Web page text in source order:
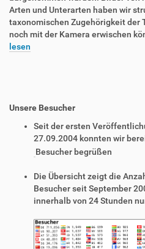
Arten und Unterarten haben wir
taxonomischen Zugehörigkeit der
noch mit der Kamera erwischen
lesen
Unsere Besucher
Seit der ersten
27.09.2004 konnten wir
Besucher begrüßen
Die Übersicht zeigt die
Besucher seit September
innerhalb von 24 Stunden